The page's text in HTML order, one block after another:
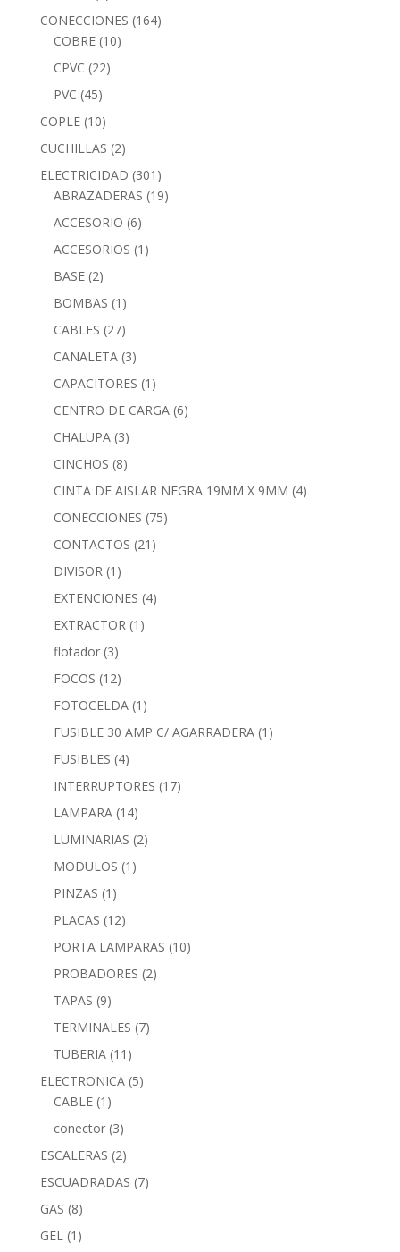
CONECCIONES (164)
COBRE (10)
CPVC (22)
PVC (45)
COPLE (10)
CUCHILLAS (2)
ELECTRICIDAD (301)
ABRAZADERAS (19)
ACCESORIO (6)
ACCESORIOS (1)
BASE (2)
BOMBAS (1)
CABLES (27)
CANALETA (3)
CAPACITORES (1)
CENTRO DE CARGA (6)
CHALUPA (3)
CINCHOS (8)
CINTA DE AISLAR NEGRA 19MM X 9MM (4)
CONECCIONES (75)
CONTACTOS (21)
DIVISOR (1)
EXTENCIONES (4)
EXTRACTOR (1)
flotador (3)
FOCOS (12)
FOTOCELDA (1)
FUSIBLE 30 AMP C/ AGARRADERA (1)
FUSIBLES (4)
INTERRUPTORES (17)
LAMPARA (14)
LUMINARIAS (2)
MODULOS (1)
PINZAS (1)
PLACAS (12)
PORTA LAMPARAS (10)
PROBADORES (2)
TAPAS (9)
TERMINALES (7)
TUBERIA (11)
ELECTRONICA (5)
CABLE (1)
conector (3)
ESCALERAS (2)
ESCUADRADAS (7)
GAS (8)
GEL (1)